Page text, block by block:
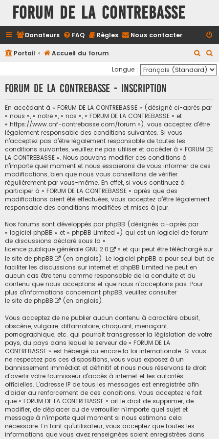
FORUM DE LA CONTREBASSE
Donateurs FAQ Règles Nous contacter
Portail Accueil du forum
e
c
e
c
c
r
Langue :
FORUM DE LA CONTREBASSE - Inscription
En accédant à « FORUM DE LA CONTREBASSE » (désigné ci-après par
« nous », « notre », « nos », « FORUM DE LA CONTREBASSE » et
« https://www.onf-contrebasse.com/forum »), vous acceptez d’être
légalement responsable des conditions suivantes. Si vous
n’acceptez pas d’être légalement responsable de toutes les
conditions suivantes, veuillez ne pas utiliser et accéder à « FORUM DE
LA CONTREBASSE ». Nous pouvons modifier ces conditions à
n’importe quel moment et nous essaierons de vous informer de ces
modifications, bien que nous vous conseillons de vérifier
régulièrement par vous-même. En effet, si vous continuez à
participer à « FORUM DE LA CONTREBASSE » après que des
modifications aient été effectuées, vous acceptez d’être légalement
responsable des conditions modifiées et mises à jour.
Nos forums sont développés par phpBB (désignés ci-après par
« logiciel phpBB » et « phpBB Limited ») qui est un logiciel de forum
de discussions déclaré sous la «
licence publique générale GNU 2.0
» et qui peut être téléchargé sur
le site de phpBB
(en anglais). Le logiciel phpBB a pour seul but de
faciliter les discussions sur internet et phpBB Limited ne peut en
aucun cas être tenu comme responsable de la conduite et du
contenu que nous acceptons et que nous n’acceptons pas. Pour
plus d’informations concernant phpBB, veuillez consulter
le site de phpBB
(en anglais).
Vous acceptez de ne publier aucun contenu à caractère abusif,
obscène, vulgaire, diffamatoire, choquant, menaçant,
pornographique, etc. qui pourrait transgresser la législation de votre
pays, du pays dans lequel le serveur de « FORUM DE LA
CONTREBASSE » est hébergé ou encore la loi internationale. Si vous
ne respectez pas ces dispositions, vous vous exposez à un
bannissement immédiat et définitif et nous nous réservons le droit
d’avertir votre fournisseur d’accès à internet et les autorités
officielles. L’adresse IP de tous les messages est enregistrée afin
d’aider au renforcement de ces conditions. Vous acceptez le fait
que « FORUM DE LA CONTREBASSE » ait le droit de supprimer, de
modifier, de déplacer ou de verrouiller n’importe quel sujet et
message à n’importe quel moment si nous estimons cela
nécessaire. En tant qu’utilisateur, vous acceptez que toutes les
informations que vous avez renseignées soient enregistrées dans